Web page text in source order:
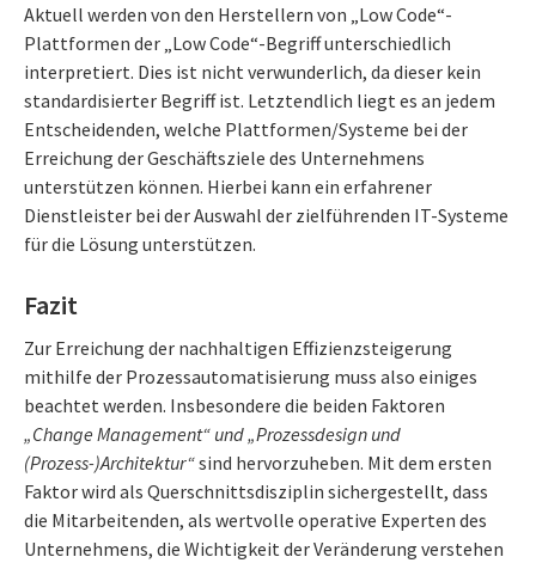
Aktuell werden von den Herstellern von „Low Code“-
Plattformen der „Low Code“-Begriff unterschiedlich
interpretiert. Dies ist nicht verwunderlich, da dieser kein
standardisierter Begriff ist. Letztendlich liegt es an jedem
Entscheidenden, welche Plattformen/Systeme bei der
Erreichung der Geschäftsziele des Unternehmens
unterstützen können. Hierbei kann ein erfahrener
Dienstleister bei der Auswahl der zielführenden IT-Systeme
für die Lösung unterstützen.
Fazit
Zur Erreichung der nachhaltigen Effizienzsteigerung
mithilfe der Prozessautomatisierung muss also einiges
beachtet werden. Insbesondere die beiden Faktoren
„Change Management“ und „Prozessdesign und
(Prozess-)Architektur“sind hervorzuheben. Mit dem ersten
Faktor wird als Querschnittsdisziplin sichergestellt, dass
die Mitarbeitenden, als wertvolle operative Experten des
Unternehmens, die Wichtigkeit der Veränderung verstehen